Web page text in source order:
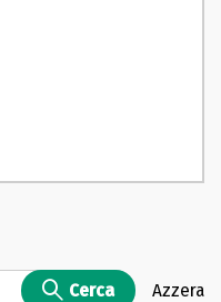
Cerca Azzera